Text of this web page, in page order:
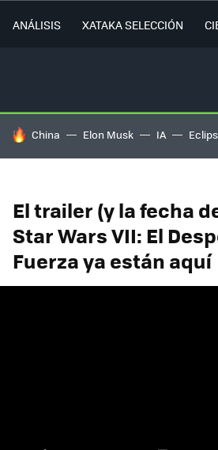
ANÁLISIS XATAKA SELECCIÓN
HOY SE HABLA DE
China Elon Musk IA
El trailer (y la fecha
Star Wars VII: El
Fuerza ya están aquí